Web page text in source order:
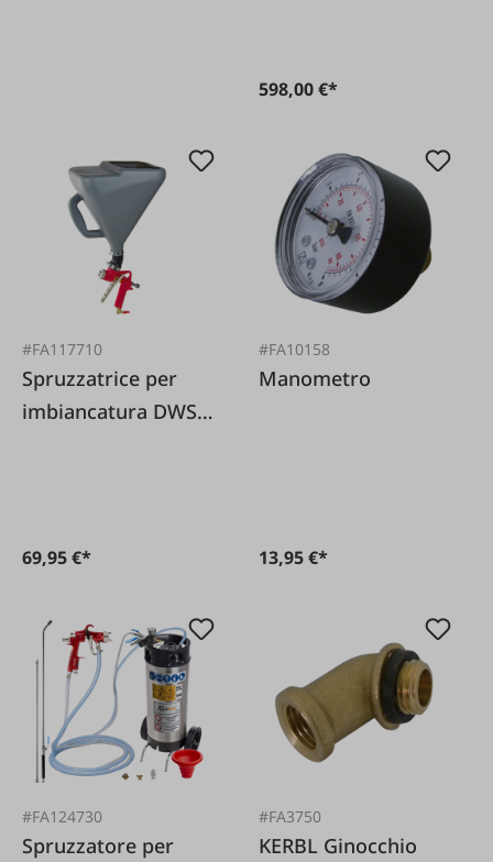
598,00 €*
#FA117710
Spruzzatrice per
imbiancatura DWS
69,95 €*
#FA10158
Manometro
13,95 €*
#FA124730
Spruzzatore per
#FA3750
KERBL Ginocchio